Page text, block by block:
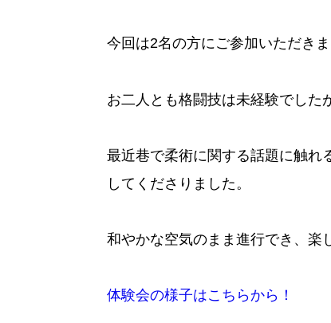
今回は2名の方にご参加いただきま
お二人とも格闘技は未経験でした
最近巷で柔術に関する話題に触れ
してくださりました。
和やかな空気のまま進行でき、楽
体験会の様子はこちらから！